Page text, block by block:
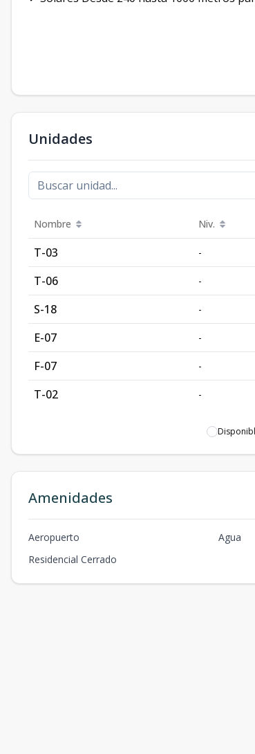
Unidades
Nombre Niv.
T-03 -
T-06 -
S-18 -
E-07 -
F-07 -
T-02 -
Amenidades
Aeropuerto Agua
Residencial Cerrado